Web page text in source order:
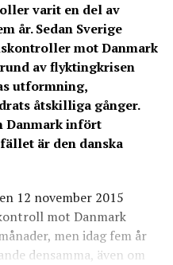
varit en del av
år. Sedan Sverige
mot Danmark
av flyktingkrisen
utformning,
åtskilliga gånger.
Danmark infört
är den danska
12 november 2015
mot Danmark
men idag fem år
densamma, även om